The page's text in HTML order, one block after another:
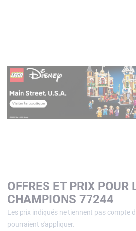
OFFRES ET PRIX POUR
CHAMPIONS 77244
Les prix indiqués ne tiennent pas compte
pourraient s'appliquer.